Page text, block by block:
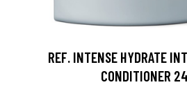
REF. INTENSE HYDRATE
CONDITIONER